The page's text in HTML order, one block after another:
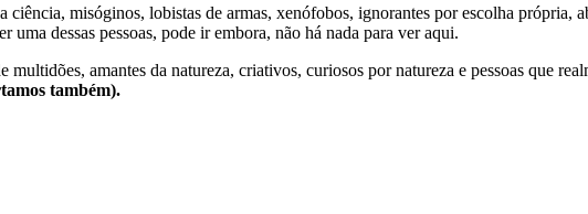
misóginos, lobistas de armas, xenófobos, ignorantes por escolha própria,
dessas pessoas, pode ir embora, não há nada para ver aqui.
amantes da natureza, criativos, curiosos por natureza e pessoas que
também).